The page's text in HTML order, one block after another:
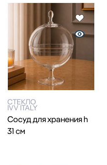
СТЕКЛО
IVV ITALY
Сосуд для хранения h
31 см